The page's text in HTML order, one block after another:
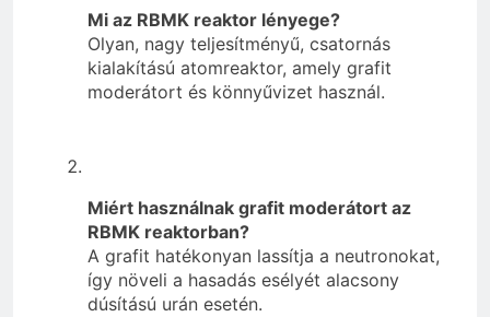
Mi az RBMK reaktor lényege?
Olyan, nagy teljesítményű, csatornás
kialakítású atomreaktor, amely grafit
moderátort és könnyűvizet használ.
Miért használnak grafit moderátort az
RBMK reaktorban?
A grafit hatékonyan lassítja a neutronokat,
így növeli a hasadás esélyét alacsony
dúsítású urán esetén.